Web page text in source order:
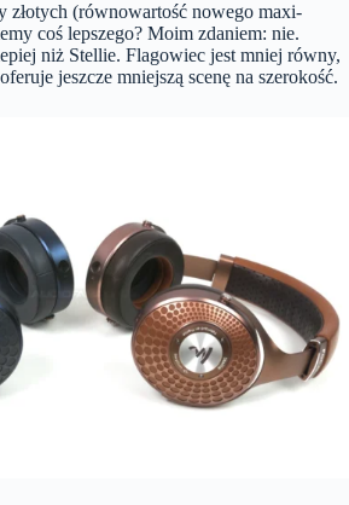
złotych (równowartość nowego maxi-
coś lepszego? Moim zdaniem: nie.
niż Stellie. Flagowiec jest mniej równy,
jeszcze mniejszą scenę na szerokość.